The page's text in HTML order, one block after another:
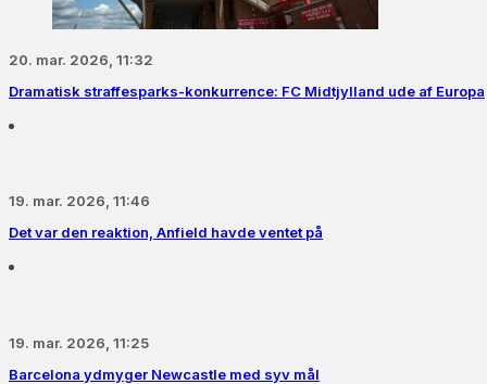
20. mar. 2026, 11:32
Dramatisk straffesparks-konkurrence: FC Midtjylland ude af Europa
19. mar. 2026, 11:46
Det var den reaktion, Anfield havde ventet på
19. mar. 2026, 11:25
Barcelona ydmyger Newcastle med syv mål